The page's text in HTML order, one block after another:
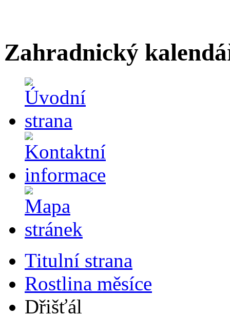
Zahradnický
Titulní strana
Rostlina měsíce
Dřišťál